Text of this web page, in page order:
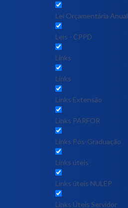
Lei Orçamentária Anual
Leis - CPPD
Links
Links
Links Extensão
Links PARFOR
Links Pós-Graduação
Links úteis
Links úteis NULEP
Links Úteis Servidor